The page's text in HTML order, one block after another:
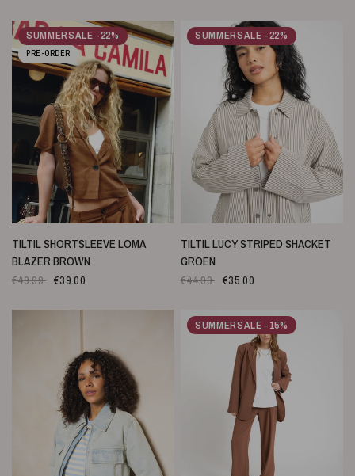
SUMMERSALE -22%
PRE-ORDER
SNELLE WEERGAVE
TILTIL SHORTSLEEVE LOMA
BLAZER BROWN
€49.99 €39.00
SUMMERSALE -22%
SNELLE WEERGAVE
TILTIL LUCY STRIPED SHACKET
GROEN
€44.99 €35.00
SUMMERSALE -15%